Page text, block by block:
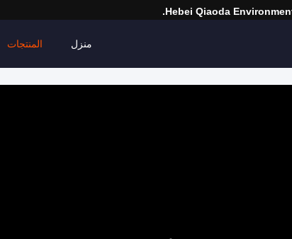
Hebei Qiaoda
منزل المنتجات